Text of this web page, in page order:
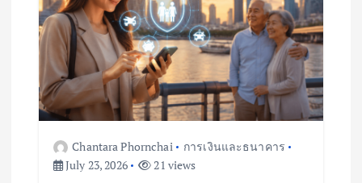
Chantara Phornchai
การเงินและธนาคาร
July 23, 2026
21 views